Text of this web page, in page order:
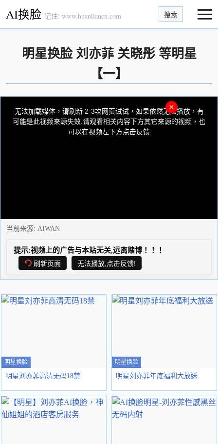
AI换脸 记住: www.huanliancn.com 搜索
明星换脸 刘亦菲 关晓彤 等明星
【一】
window.
无法加载媒体，请刷新 2-3次网页试试，如果依然无法播放，有
可能是此视频来源失效.请观看相关内容下方其它来源的视频，也
可以在视频左下方点击反馈
×
当前来源: AIWAN
提示:视频上的广告与本站无关,远离赌博！！！
刷新页面
无法播放,点击反馈!
明星换脸
明星刘亦菲高清无码18禁
明星换脸
明星刘亦菲年底福利大放送